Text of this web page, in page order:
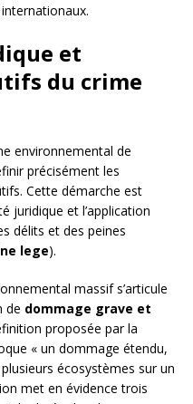
et
du crime
environnemental de
précisément les
Cette démarche est
juridique et l’application
délits et des peines
lege).
massif s’articule
de dommage grave et
proposée par la
« un dommage étendu,
écosystèmes sur un
met en évidence trois